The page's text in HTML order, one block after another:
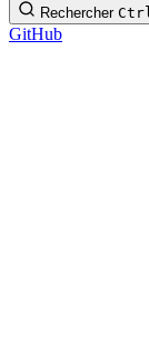
Rechercher
GitHub